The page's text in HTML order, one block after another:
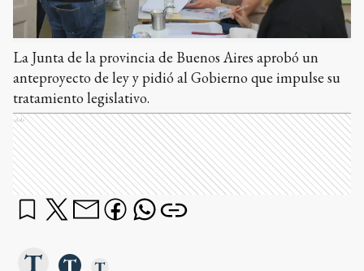
La Junta de la provincia de Buenos Aires aprobó un
anteproyecto de ley y pidió al Gobierno que impulse su
tratamiento legislativo.
Ads